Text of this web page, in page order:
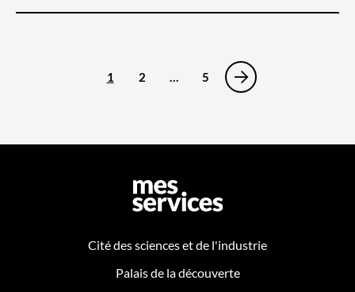
1 2 … 5
Cité des sciences et de l'industrie
Palais de la découverte